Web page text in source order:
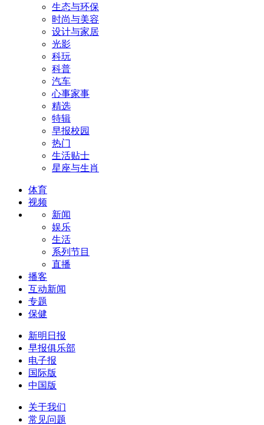
生态与环保
时尚与美容
设计与家居
光影
科玩
科普
汽车
心事家事
精选
特辑
早报校园
热门
生活贴士
星座与生肖
体育
视频
新闻
娱乐
生活
系列节目
直播
播客
互动新闻
专题
保健
新明日报
早报俱乐部
电子报
国际版
中国版
关于我们
常见问题